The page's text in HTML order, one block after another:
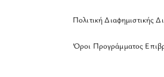
Πολιτική Διαφημιστικής
Όροι Προγράμματος